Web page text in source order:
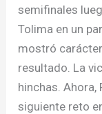
semifinales
Tolima en un
mostró
resultado. La
hinchas. Ahora,
siguiente reto